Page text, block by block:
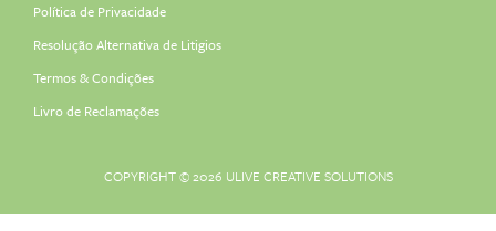
Política de Privacidade
Resolução Alternativa de Litigios
Termos & Condições
Livro de Reclamações
COPYRIGHT © 2026 ULIVE CREATIVE SOLUTIONS